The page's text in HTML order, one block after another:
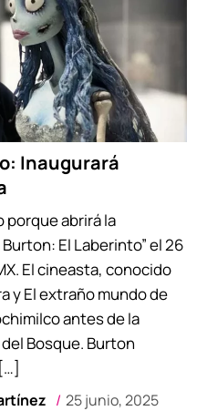
Inaugurará
25 junio, 2025
porque abrirá la
El Laberinto” el 26
El cineasta, conocido
y El extraño mundo de
antes de la
Bosque. Burton